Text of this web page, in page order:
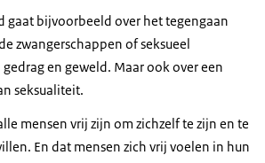
gaat bijvoorbeeld over het tegengaan
zwangerschappen of seksueel
en geweld. Maar ook over een
seksualiteit.
mensen vrij zijn om zichzelf te zijn en te
En dat mensen zich vrij voelen in hun